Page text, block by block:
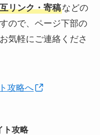
リンク・寄稿などの
ので、ページ下部の
気軽にご連絡くださ
攻略へ
ト攻略